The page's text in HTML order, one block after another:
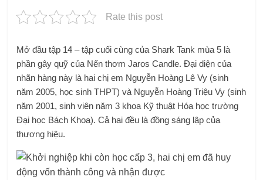
Rate this post
Mở đầu tập 14 – tập cuối cùng của Shark Tank mùa 5 là
phần gây quỹ của Nến thơm Jaros Candle. Đại diện của
nhãn hàng này là hai chị em Nguyễn Hoàng Lê Vy (sinh
năm 2005, học sinh THPT) và Nguyễn Hoàng Triệu Vy (sinh
năm 2001, sinh viên năm 3 khoa Kỹ thuật Hóa học trường
Đại học Bách Khoa). Cả hai đều là đồng sáng lập của
thương hiệu.